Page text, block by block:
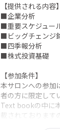
【提供される内容】
■企業分析
■重要スケジュー
■ビッグチェンジ
■四季報分析
■株式投資基礎
【参加条件】
本サロンへの参加
者の方に限定して
Text bookの中に
載されております